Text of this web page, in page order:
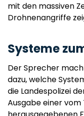
mit den massiven
Drohnenangriffe
Systeme
Der Sprecher
dazu, welche
die Landespolizei
Ausgabe einer